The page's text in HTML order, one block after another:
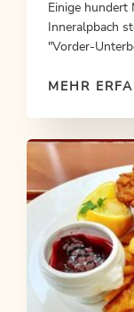
Einige hundert
Inneralpbach
"Vorder-
und war bis
MEHR